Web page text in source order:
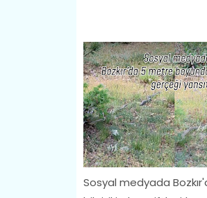
Sosyal medyada